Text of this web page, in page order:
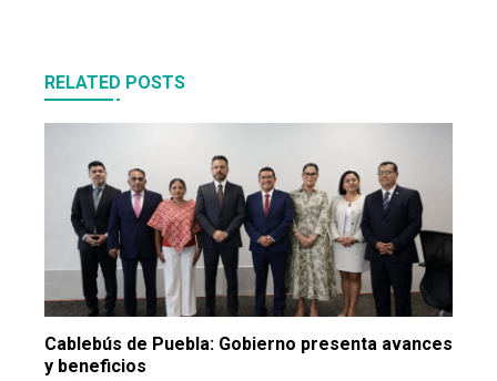
RELATED POSTS
Cablebús de Puebla: Gobierno presenta avances
y beneficios